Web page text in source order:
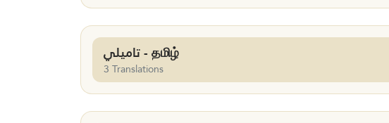
تاميلي - தமிழ்
3 Translations